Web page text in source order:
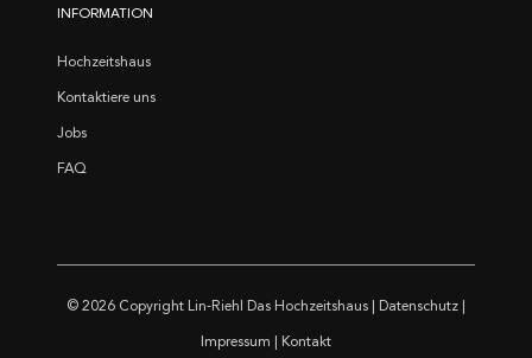
INFORMATION
Hochzeitshaus
Kontaktiere uns
Jobs
FAQ
© 2026 Copyright Lin-Riehl Das Hochzeitshaus Datenschutz
Impressum Kontakt